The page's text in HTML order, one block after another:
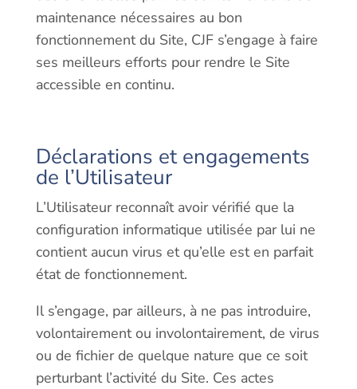
maintenance nécessaires au bon
fonctionnement du Site, CJF s’engage à faire
ses meilleurs efforts pour rendre le Site
accessible en continu.
Déclarations et engagements
de l’Utilisateur
L’Utilisateur reconnaît avoir vérifié que la
configuration informatique utilisée par lui ne
contient aucun virus et qu’elle est en parfait
état de fonctionnement.
Il s’engage, par ailleurs, à ne pas introduire,
volontairement ou involontairement, de virus
ou de fichier de quelque nature que ce soit
perturbant l’activité du Site. Ces actes